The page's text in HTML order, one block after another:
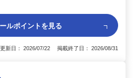
ルポイントを見る
更新日： 2026/07/22 掲載終了日： 2026/08/31